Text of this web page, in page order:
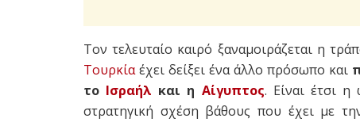
Τον τελευταίο καιρό ξαναμοιράζεται η
Τουρκίαέχει δείξει ένα άλλο πρόσωπο και
το Ισραήλ και η Αίγυπτος. Είναι έτσι
στρατηγική σχέση βάθους που έχει με